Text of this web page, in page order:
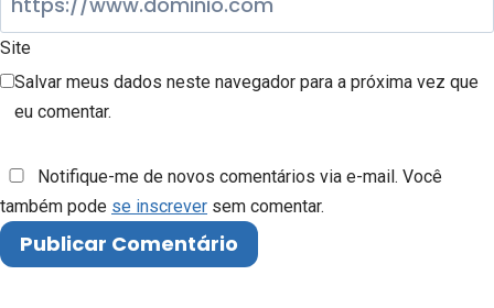
Site
Salvar meus dados neste navegador para a próxima vez que
eu comentar.
Notifique-me de novos comentários via e-mail. Você
também pode se inscrever sem comentar.